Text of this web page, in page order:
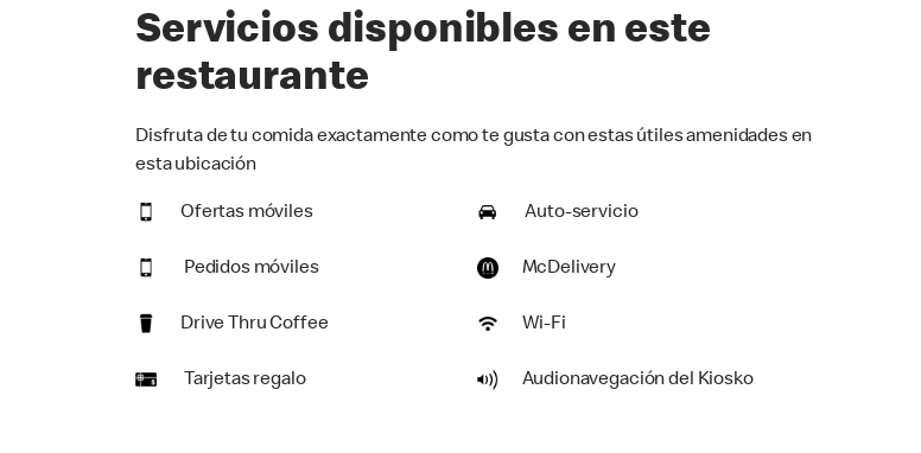
Servicios disponibles en este
restaurante
Disfruta de tu comida exactamente como te gusta con estas útiles amenidades en
esta ubicación
Ofertas móviles Auto-servicio
Pedidos móviles McDelivery
Drive Thru Coffee Wi-Fi
Tarjetas regalo Audionavegación del Kiosko